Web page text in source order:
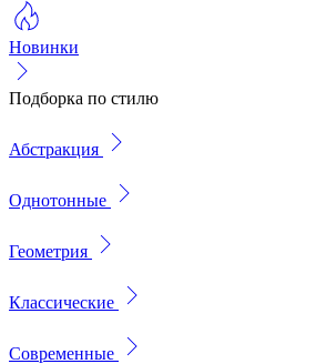
Новинки
Подборка по стилю
Абстракция
Однотонные
Геометрия
Классические
Современные